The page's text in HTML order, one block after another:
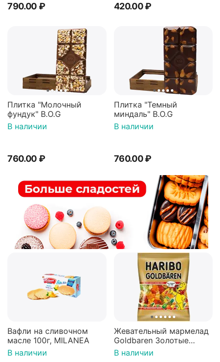
790.00₽ 420.00₽
Плитка "Молочный
фундук" B.O.G
В наличии
760.00₽
Плитка "Темный
миндаль" B.O.G
В наличии
760.00₽
Вафли на сливочном
масле 100г, MILANEA
В наличии
Жевательный мармелад
Goldbaren Золотые
мишки 100г, Германия
В наличии